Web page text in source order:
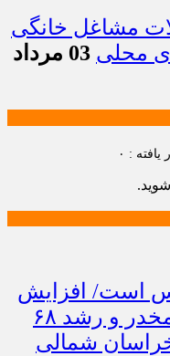
مشاغل خانگی
محلی
03 مرداد
یافته : ۰
شوید.
است/ افزایش
۴۳ درصدی کشفیات مواد مخدر و رشد ۶۸
شمالی